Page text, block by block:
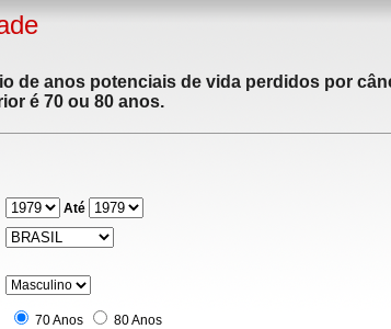
de anos potenciais de vida perdidos por
é 70 ou 80 anos.
Até
70 Anos 80 Anos